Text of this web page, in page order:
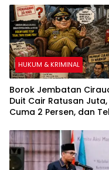
Karyawan PT GMS
HUKUM & KRIMINAL
Borok Jembatan
Duit Cair Ratusan Juta,
Cuma 2 Persen, dan
Bombana